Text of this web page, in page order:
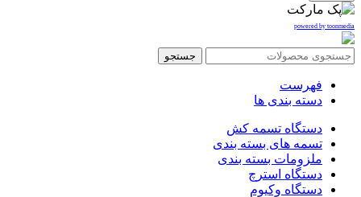
powered by toonmedia
جستجو
فهرست
دسته بندی ها
دستگاه تسمه کش
تسمه های بسته بندی
ملزومات بسته بندی
دستگاه استرچ
دستگاه وکیوم